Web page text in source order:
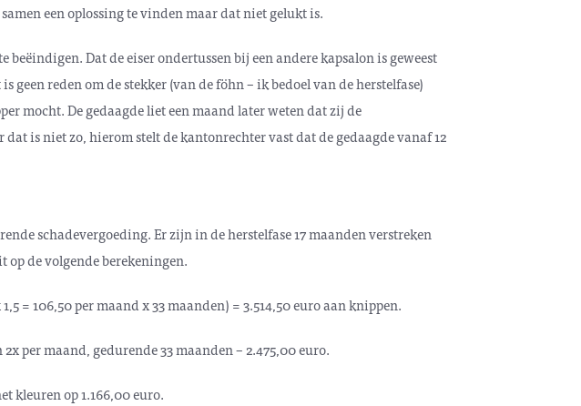
een oplossing te vinden maar dat niet gelukt is.
Dat de eiser ondertussen bij een andere kapsalon is geweest
reden om de stekker (van de föhn – ik bedoel van de herstelfase)
mocht. De gedaagde liet een maand later weten dat zij de
is niet zo, hierom stelt de kantonrechter vast dat de gedaagde vanaf 12
schadevergoeding. Er zijn in de herstelfase 17 maanden verstreken
op de volgende berekeningen.
= 106,50 per maand x 33 maanden) = 3.514,50 euro aan knippen.
per maand, gedurende 33 maanden – 2.475,00 euro.
kleuren op 1.166,00 euro.